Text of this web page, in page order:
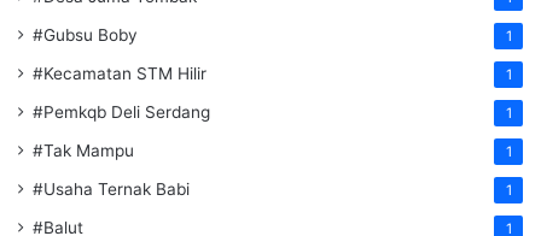
#Gubsu Boby 1
#Kecamatan STM Hilir 1
#Pemkqb Deli Serdang 1
#Tak Mampu 1
#Usaha Ternak Babi 1
#Balut 1